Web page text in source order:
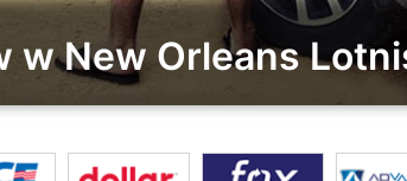
w New Orleans